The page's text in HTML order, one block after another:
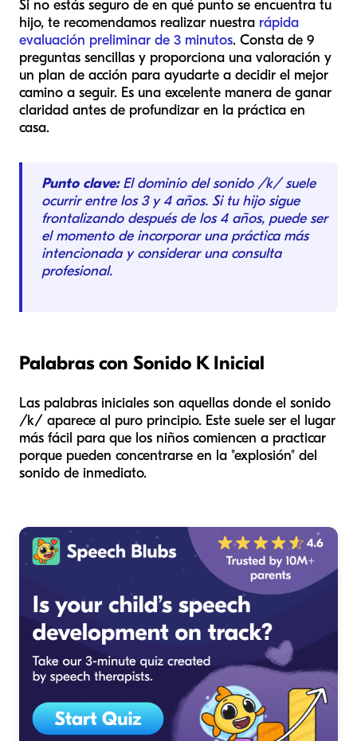
Si no estás seguro de en qué punto se encuentra tu
hijo, te recomendamos realizar nuestra rápida
evaluación preliminar de 3 minutos. Consta de 9
preguntas sencillas y proporciona una valoración y
un plan de acción para ayudarte a decidir el mejor
camino a seguir. Es una excelente manera de ganar
claridad antes de profundizar en la práctica en
casa.
Punto clave:El dominio del sonido /k/ suele
ocurrir entre los 3 y 4 años. Si tu hijo sigue
frontalizando después de los 4 años, puede ser
el momento de incorporar una práctica más
intencionada y considerar una consulta
profesional.
Palabras con Sonido K Inicial
Las palabras iniciales son aquellas donde el sonido
/k/ aparece al puro principio. Este suele ser el lugar
más fácil para que los niños comiencen a practicar
porque pueden concentrarse en la "explosión" del
sonido de inmediato.